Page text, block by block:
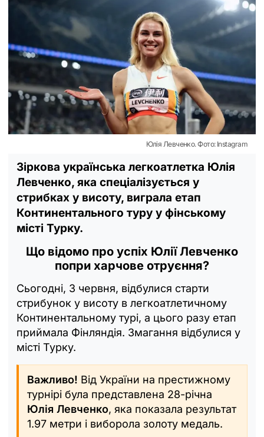
Юлія Левченко. Фото: Instagram
Зіркова українська легкоатлетка Юлія
Левченко, яка спеціалізується у
стрибках у висоту, виграла етап
Континентального туру у фінському
місті Турку.
Що відомо про успіх Юлії Левченко
попри харчове отруєння?
Сьогодні, 3 червня, відбулися старти
стрибунок у висоту в легкоатлетичному
Континентальному турі, а цього разу етап
приймала Фінляндія. Змагання відбулися у
місті Турку.
Важливо! Від України на престижному
турнірі була представлена 28-річна
Юлія Левченко, яка показала результат
1.97 метри і виборола золоту медаль.